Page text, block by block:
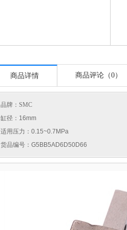
商品详情 商品评论（0）
品牌： SMC
缸径：16mm
适用压力：0.15~0.7MPa
货品编号：G5BB5AD6D50D66